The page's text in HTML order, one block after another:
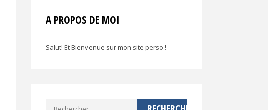
A PROPOS DE MOI
Salut! Et Bienvenue sur mon site perso !
Rechercher :